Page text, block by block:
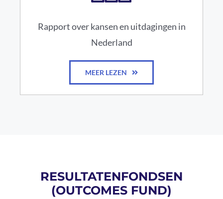
Rapport over kansen en uitdagingen in
Nederland
MEER LEZEN
RESULTATENFONDSEN
(OUTCOMES FUND)